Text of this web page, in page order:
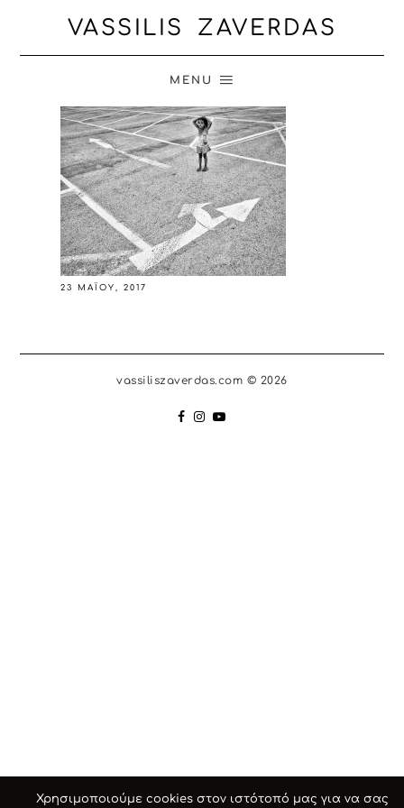
VASSILIS ZAVERDAS
MENU
23 ΜΑΪ́ΟΥ, 2017
vassiliszaverdas.com © 2026
Χρησιμοποιούμε cookies στον ιστότοπό μας για να σας